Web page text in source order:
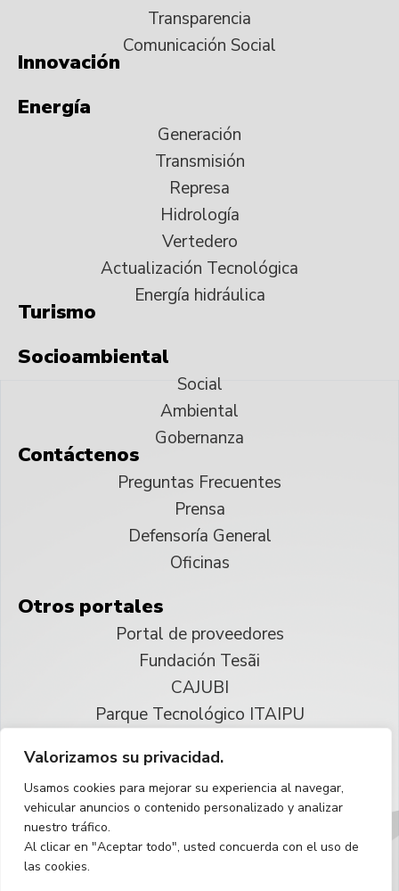
Valorizamos su privacidad.
Usamos cookies para mejorar su experiencia al navegar,
vehicular anuncios o contenido personalizado y analizar
nuestro tráfico.
Al clicar en "Aceptar todo", usted concuerda con el uso de
las cookies.
Transparencia
Comunicación Social
Innovación
Energía
Generación
Transmisión
Represa
Hidrología
Vertedero
Actualización Tecnológica
Energía hidráulica
Turismo
Socioambiental
Social
Ambiental
Gobernanza
Contáctenos
Preguntas Frecuentes
Prensa
Defensoría General
Oficinas
Otros portales
Portal de proveedores
Fundación Tesãi
CAJUBI
Parque Tecnológico ITAIPU
Reservados todos los derechos
Español